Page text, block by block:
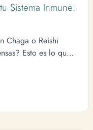
Sistema Inmune:
Chaga o Reishi
Esto es lo que